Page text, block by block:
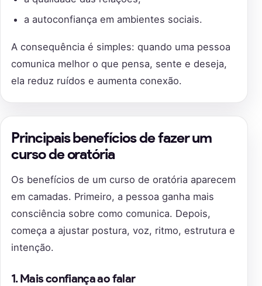
a autoconfiança em ambientes sociais.
A consequência é simples: quando uma pessoa
comunica melhor o que pensa, sente e deseja,
ela reduz ruídos e aumenta conexão.
Principais benefícios de fazer um
curso de oratória
Os benefícios de um curso de oratória aparecem
em camadas. Primeiro, a pessoa ganha mais
consciência sobre como comunica. Depois,
começa a ajustar postura, voz, ritmo, estrutura e
intenção.
1. Mais confiança ao falar